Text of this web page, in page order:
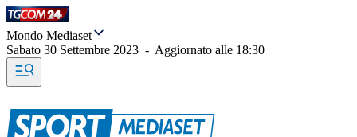
Mondo Mediaset
Sabato 30 Settembre 2023 - Aggiornato alle 18:30